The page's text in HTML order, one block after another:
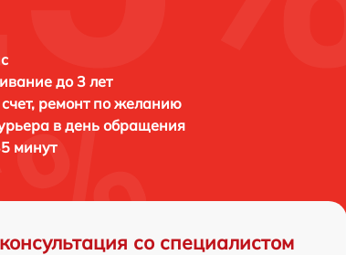
до 3 лет
ремонт по желанию
в день обращения
минут
со специалистом